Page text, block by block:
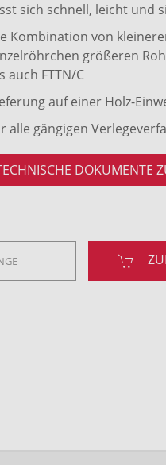
sich schnell, leicht und
Kombination von
größeren
auch FTTN/C
auf einer Holz-
alle gängigen
DOKUMENTE